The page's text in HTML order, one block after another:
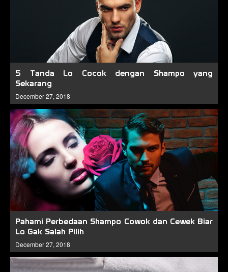
5 Tanda Lo Cocok dengan Shampo yang
Sekarang
December 27, 2018
Pahami Perbedaan Shampo Cowok dan Cewek Biar
Lo Gak Salah Pilih
December 27, 2018